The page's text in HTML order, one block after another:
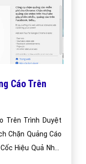
Cáo Trên
Trên Trình Duyệt
Chặn Quảng Cáo
Hiệu Quả Nhất